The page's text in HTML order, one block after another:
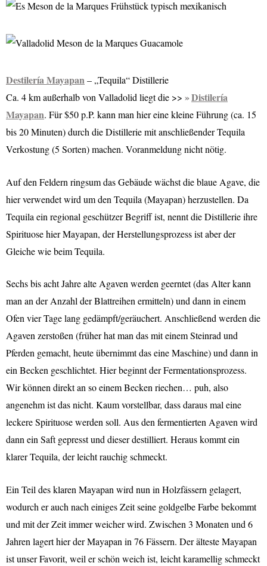
Destilería Mayapan– „Tequila“ Distillerie
Ca. 4 km außerhalb von Valladolid liegt die >>
Distilería
Mayapan. Für $50 p.P. kann man hier eine kleine Führung (ca. 15
bis 20 Minuten) durch die Distillerie mit anschließender Tequila
Verkostung (5 Sorten) machen. Voranmeldung nicht nötig.
Auf den Feldern ringsum das Gebäude wächst die blaue Agave, die
hier verwendet wird um den Tequila (Mayapan) herzustellen. Da
Tequila ein regional geschützer Begriff ist, nennt die Distillerie ihre
Spirituose hier Mayapan, der Herstellungsprozess ist aber der
Gleiche wie beim Tequila.
Sechs bis acht Jahre alte Agaven werden geerntet (das Alter kann
man an der Anzahl der Blattreihen ermitteln) und dann in einem
Ofen vier Tage lang gedämpft/geräuchert. Anschließend werden die
Agaven zerstoßen (früher hat man das mit einem Steinrad und
Pferden gemacht, heute übernimmt das eine Maschine) und dann in
ein Becken geschlichtet. Hier beginnt der Fermentationsprozess.
Wir können direkt an so einem Becken riechen… puh, also
angenehm ist das nicht. Kaum vorstellbar, dass daraus mal eine
leckere Spirituose werden soll. Aus den fermentierten Agaven wird
dann ein Saft gepresst und dieser destilliert. Heraus kommt ein
klarer Tequila, der leicht rauchig schmeckt.
Ein Teil des klaren Mayapan wird nun in Holzfässern gelagert,
wodurch er auch nach einiges Zeit seine goldgelbe Farbe bekommt
und mit der Zeit immer weicher wird. Zwischen 3 Monaten und 6
Jahren lagert hier der Mayapan in 76 Fässern. Der älteste Mayapan
ist unser Favorit, weil er schön weich ist, leicht karamellig schmeckt